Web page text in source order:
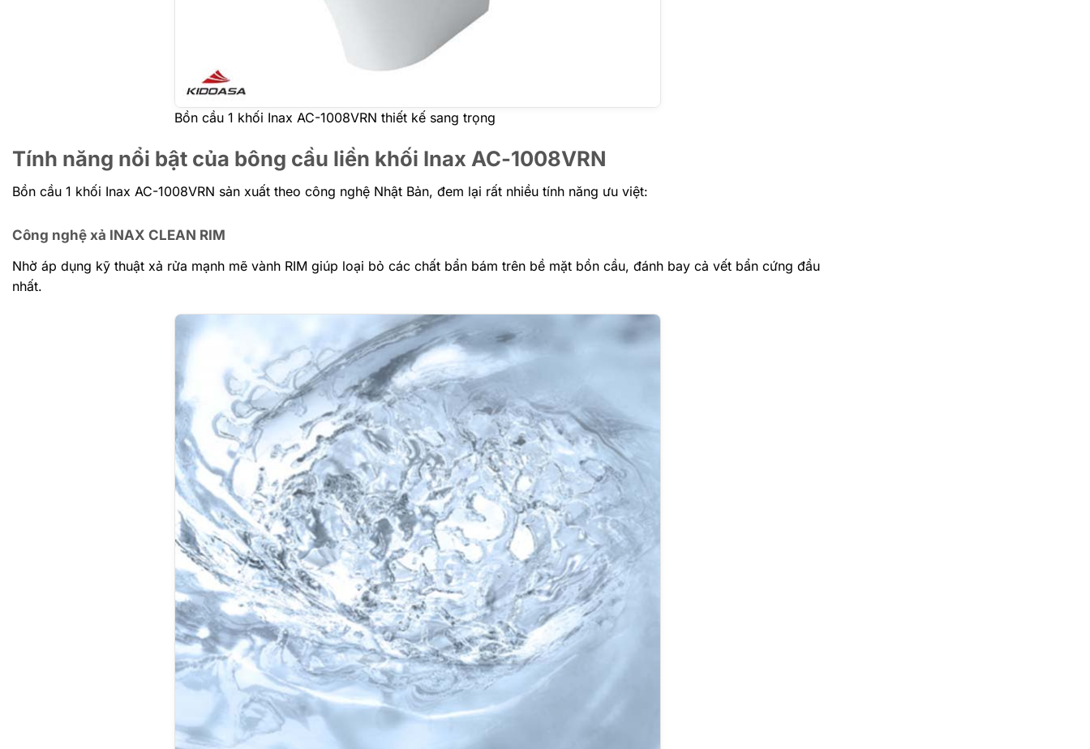
Bồn cầu 1 khối Inax AC-1008VRN thiết kế sang trọng
Tính năng nổi bật của bông cầu liền khối Inax AC-1008VRN
Bồn cầu 1 khối Inax AC-1008VRN sản xuất theo công nghệ Nhật Bản, đem lại rất nhiều tính năng ưu việt:
Công nghệ xả INAX CLEAN RIM
Nhờ áp dụng kỹ thuật xả rửa mạnh mẽ vành RIM giúp loại bỏ các chất bẩn bám trên bề mặt bồn cầu, đánh bay cả vết bẩn cứng đầu
nhất.